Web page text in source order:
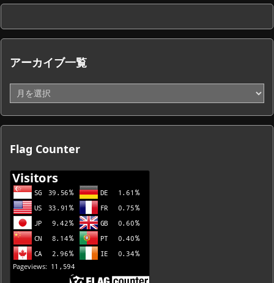
アーカイブ一覧
ー
カ
イ
一
Flag Counter